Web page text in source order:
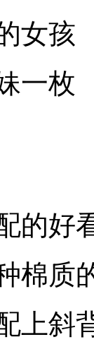
女孩
一枚
的好
棉质
上斜